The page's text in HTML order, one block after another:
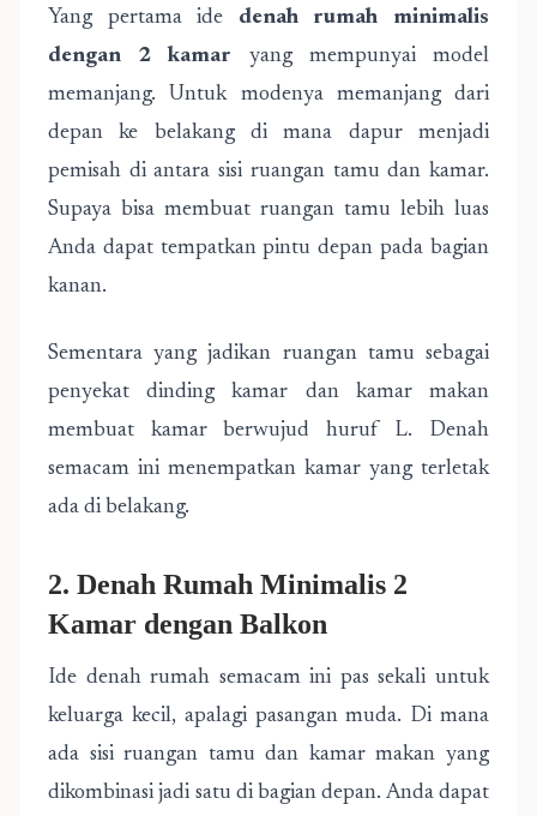
Yang pertama ide denah rumah minimalis
dengan 2 kamar yang mempunyai model
memanjang. Untuk modenya memanjang dari
depan ke belakang di mana dapur menjadi
pemisah di antara sisi ruangan tamu dan kamar.
Supaya bisa membuat ruangan tamu lebih luas
Anda dapat tempatkan pintu depan pada bagian
kanan.
Sementara yang jadikan ruangan tamu sebagai
penyekat dinding kamar dan kamar makan
membuat kamar berwujud huruf L. Denah
semacam ini menempatkan kamar yang terletak
ada di belakang.
2. Denah Rumah Minimalis 2
Kamar dengan Balkon
Ide denah rumah semacam ini pas sekali untuk
keluarga kecil, apalagi pasangan muda. Di mana
ada sisi ruangan tamu dan kamar makan yang
dikombinasi jadi satu di bagian depan. Anda dapat